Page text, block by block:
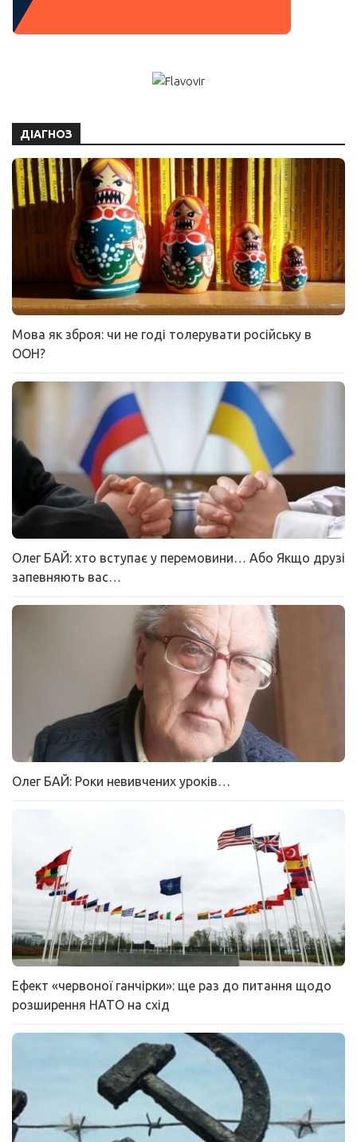
ДІАГНОЗ
Мова як зброя: чи не годі толерувати російську в
ООН?
Олег БАЙ: хто вступає у перемовини… Або Якщо друзі
запевняють вас…
Олег БАЙ: Роки невивчених уроків…
Ефект «червоної ганчірки»: ще раз до питання щодо
розширення НАТО на схід